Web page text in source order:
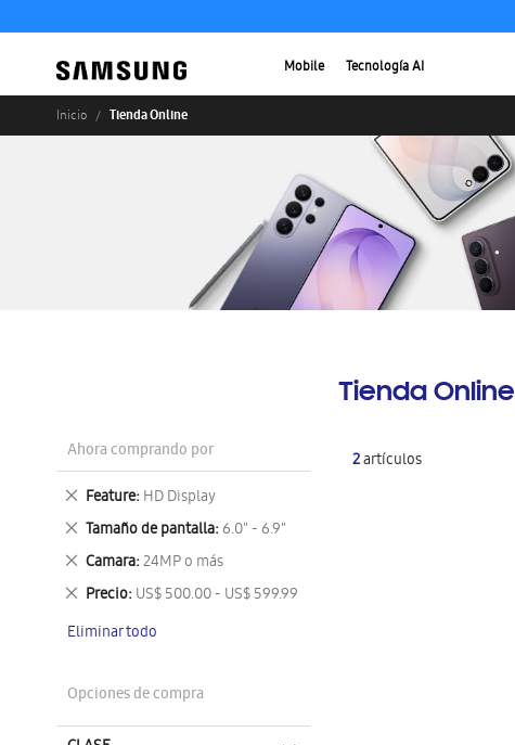
Mobile Tecnología AI
Inicio Tienda Online
Tienda Online
2artículos
Ahora comprando por
Feature HD Display
Eliminar
este
artículo
Tamaño de pantalla 6.0" - 6.9"
Eliminar
este
artículo
Camara 24MP o más
Eliminar
este
artículo
Precio US$ 500.00 - US$ 599.99
Eliminar
artículo
Eliminar todo
Opciones de compra